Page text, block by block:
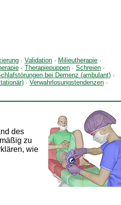
· Validation · Milieutherapie ·
· Therapiepuppen · Schreien ·
bei Demenz (ambulant) ·
· Verwahrlosungstendenzen ·
des
zu
wie